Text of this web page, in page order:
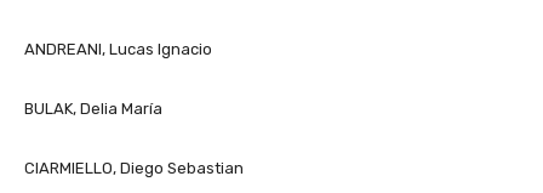
ANDREANI, Lucas Ignacio
BULAK, Delia María
CIARMIELLO, Diego Sebastian